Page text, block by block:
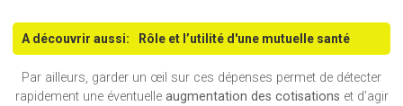
A découvrir aussi: Rôle et l’utilité d'une mutuelle santé
Par ailleurs, garder un œil sur ces dépenses permet de détecter
rapidement une éventuelle augmentation des cotisations et d’agir